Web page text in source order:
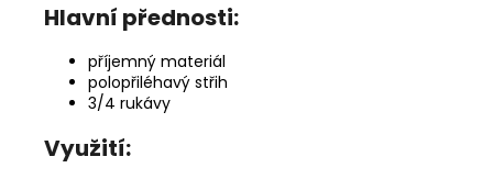
Hlavní přednosti:
příjemný materiál
polopřiléhavý střih
3/4 rukávy
Využití: